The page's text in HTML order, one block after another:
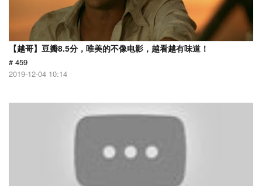
【越哥】豆瓣8.5分，唯美的不像电影，越看越有味道！
# 459
2019-12-04 10:14